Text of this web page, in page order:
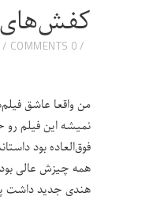
کفش‌های
0 COMMENTS
من واقعا عاشق
فوق‌العاده بود
همه چیزش عالی
هندی جدید داشت